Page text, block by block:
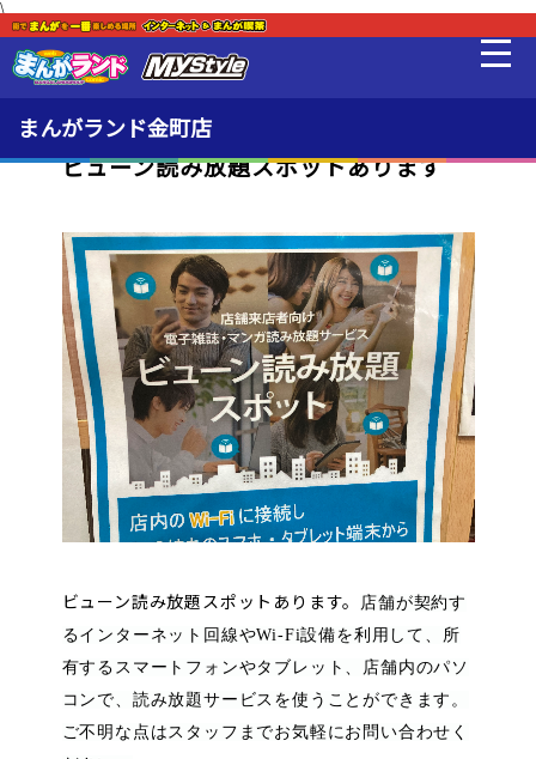
\
最新情報
ここに注目
販売品
貸出品
映画/アニメ/電子書籍
まんがランド金町店
新着・オススメ情報
ビューン読み放題スポットあります
ビューン読み放題スポットあります。
店舗が契約す
るインターネット回線やWi-Fi設備を利用して、所
有するスマートフォンやタブレット、店舗内のパソ
コンで、読み放題サービスを使うことができます。
ご不明な点はスタッフまでお気軽にお問い合わせく